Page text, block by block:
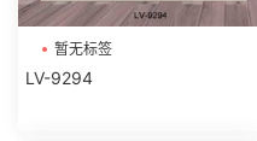
暂无标签
LV-9294